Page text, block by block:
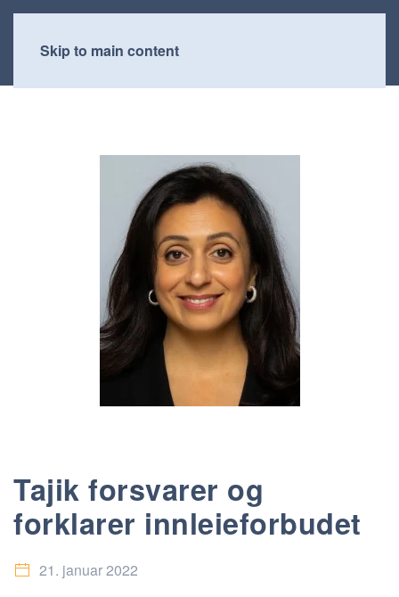
Skip to main content
Tajik forsvarer og
forklarer innleieforbudet
21. januar 2022